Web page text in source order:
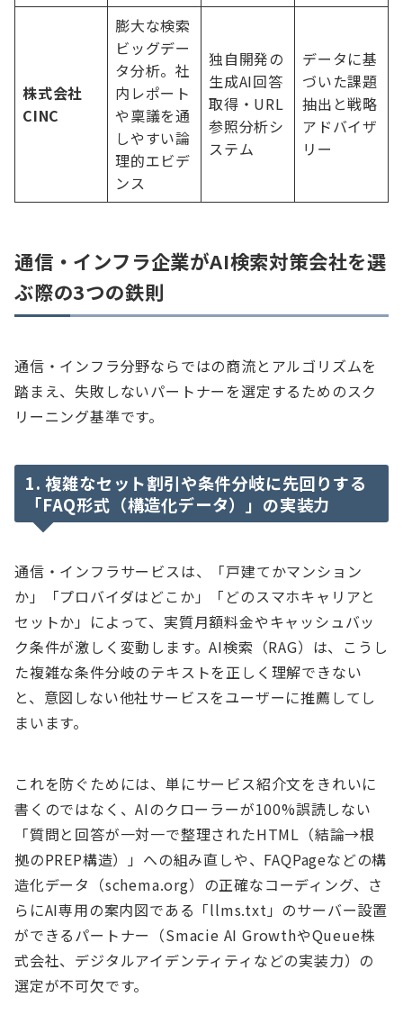
株式会社
CINC
膨大な検索
ビッグデー
タ分析。社
内レポート
や稟議を通
しやすい論
理的エビデ
ンス
独自開発の
生成AI回答
取得・URL
参照分析シ
ステム
データに基
づいた課題
抽出と戦略
アドバイザ
リー
通信・インフラ企業がAI検索対策会社を選
ぶ際の3つの鉄則
通信・インフラ分野ならではの商流とアルゴリズムを
踏まえ、失敗しないパートナーを選定するためのスク
リーニング基準です。
1. 複雑なセット割引や条件分岐に先回りする
「FAQ形式（構造化データ）」の実装力
通信・インフラサービスは、「戸建てかマンション
か」「プロバイダはどこか」「どのスマホキャリアと
セットか」によって、実質月額料金やキャッシュバッ
ク条件が激しく変動します。AI検索（RAG）は、こうし
た複雑な条件分岐のテキストを正しく理解できない
と、意図しない他社サービスをユーザーに推薦してし
まいます。
これを防ぐためには、単にサービス紹介文をきれいに
書くのではなく、AIのクローラーが100%誤読しない
「質問と回答が一対一で整理されたHTML（結論→根
拠のPREP構造）」への組み直しや、FAQPageなどの構
造化データ（schema.org）の正確なコーディング、さ
らにAI専用の案内図である「llms.txt」のサーバー設置
ができるパートナー（Smacie AI GrowthやQueue株
式会社、デジタルアイデンティティなどの実装力）の
選定が不可欠です。